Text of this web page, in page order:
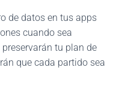
de datos en tus apps
cuando sea
tu plan de
que cada partido sea